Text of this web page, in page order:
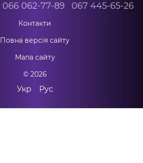
066 062-77-89 067 445-65-26
Контакти
Повна версія сайту
Мапа сайту
© 2026
Укр Рус